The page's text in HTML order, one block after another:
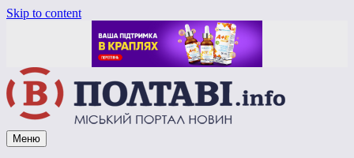
Skip to content
Vpoltave.info
Полтавский портал новостей
Меню